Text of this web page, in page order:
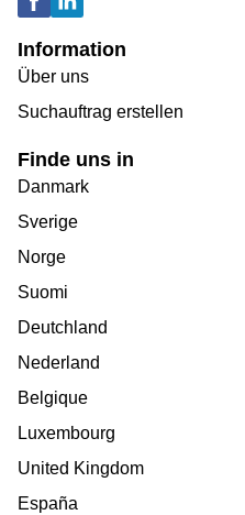
Information
Über uns
Suchauftrag erstellen
Finde uns in
Danmark
Sverige
Norge
Suomi
Deutchland
Nederland
Belgique
Luxembourg
United Kingdom
España